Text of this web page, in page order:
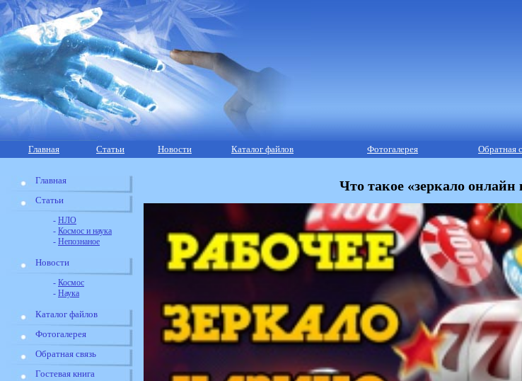
Главная Статьи Новости Каталог файлов Фотогалерея Обратная
Главная
Статьи
- НЛО
- Космос и наука
- Непознаное
Новости
- Космос
- Наука
Каталог файлов
Фотогалерея
Обратная связь
Гостевая книга
Что такое «зеркало онлайн